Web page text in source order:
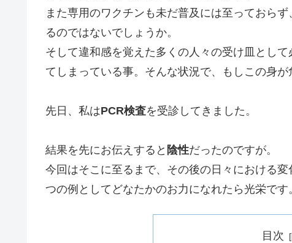
また専用のワクチンも未だ普及には至っておら
るのではないでしょうか。
そして違和感を覚えた多くの人々の受け皿とし
てしまっている事。そんな状況で、もしこの身が
先日、私はPCR検査を受診してきました。
結果を先にお伝えすると 陰性だったのですが。
今回はそこに至るまで、その後の日々における
つの例としてどなたかのお力になれたら光栄です
目次